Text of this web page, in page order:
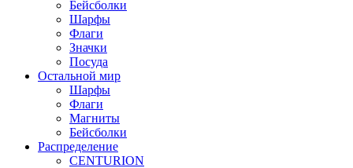
Бейсболки
Шарфы
Флаги
Значки
Посуда
Остальной мир
Шарфы
Флаги
Магниты
Бейсболки
Распределение
CENTURION